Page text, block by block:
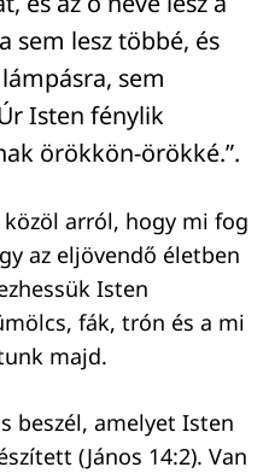
sem lesz többé, és
sem
Isten fénylik
örökkön-örökké.”.
közöl arról, hogy mi fog
az eljövendő életben
Isten
fák, trón és a mi
majd.
beszél, amelyet Isten
(János 14:2). Van